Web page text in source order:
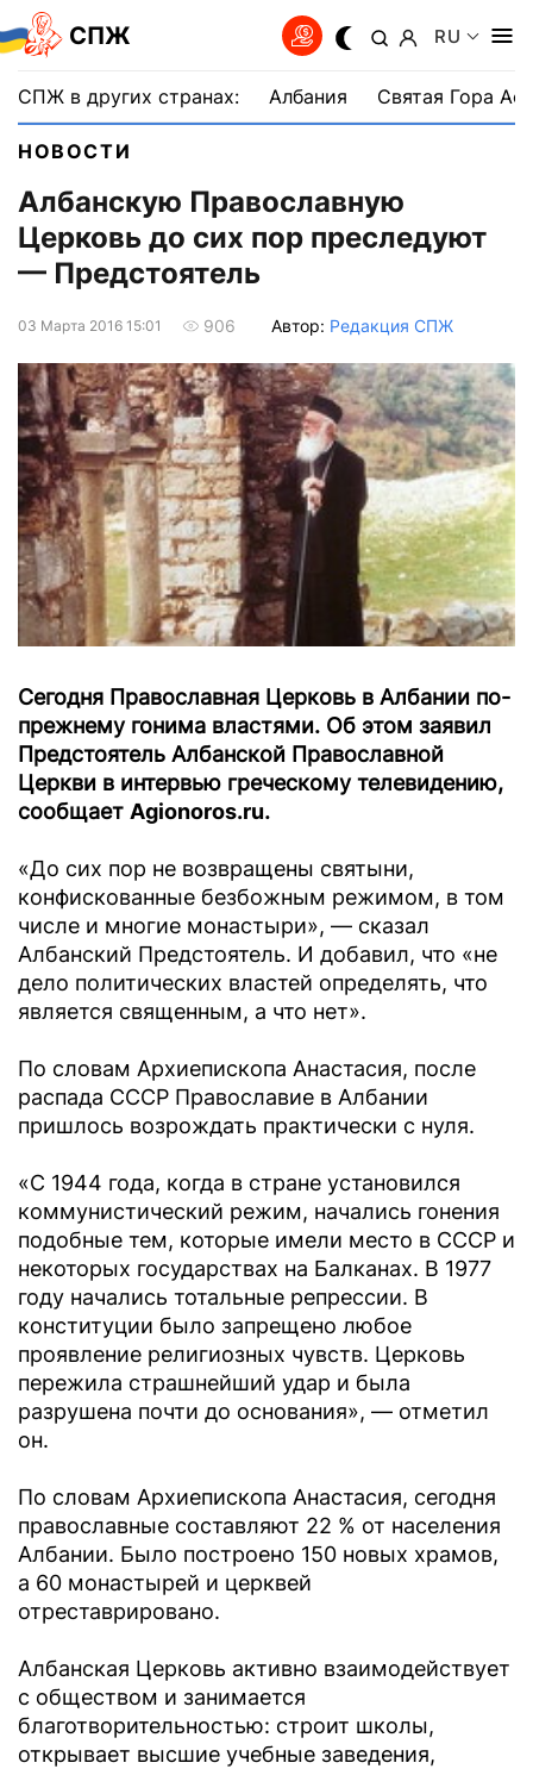
СПЖ RU
СПЖ в других странах: Албания Святая Гора
НОВОСТИ
Албанскую Православную
Церковь до сих пор преследуют
— Предстоятель
03 Марта 2016 15:01 906 Автор: Редакция СПЖ
Сегодня Православная Церковь в Албании по-
прежнему гонима властями. Об этом заявил
Предстоятель Албанской Православной
Церкви в интервью греческому телевидению,
сообщает Аgionoros.ru.
«До сих пор не возвращены святыни,
конфискованные безбожным режимом, в том
числе и многие монастыри», — сказал
Албанский Предстоятель. И добавил, что «не
дело политических властей определять, что
является священным, а что нет».
По словам Архиепископа Анастасия, после
распада СССР Православие в Албании
пришлось возрождать практически с нуля.
«С 1944 года, когда в стране установился
коммунистический режим, начались гонения
подобные тем, которые имели место в СССР и
некоторых государствах на Балканах. В 1977
году начались тотальные репрессии. В
конституции было запрещено любое
проявление религиозных чувств. Церковь
пережила страшнейший удар и была
разрушена почти до основания», — отметил
он.
По словам Архиепископа Анастасия, сегодня
православные составляют 22 % от населения
Албании. Было построено 150 новых храмов,
а 60 монастырей и церквей
отреставрировано.
Албанская Церковь активно взаимодействует
с обществом и занимается
благотворительностью: строит школы,
открывает высшие учебные заведения,